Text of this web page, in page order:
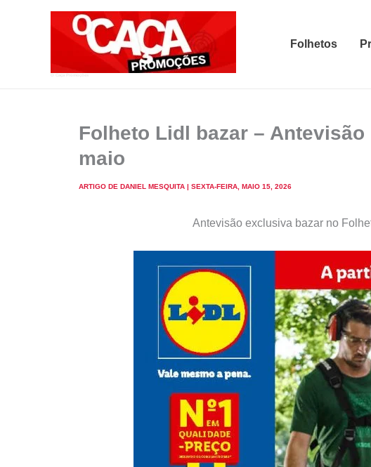
Folhetos
Folheto Lidl bazar –
maio
ARTIGO DE DANIEL MESQUITA | SEXTA-FEIRA, MAIO 15, 2026
Antevisão exclusiva bazar no